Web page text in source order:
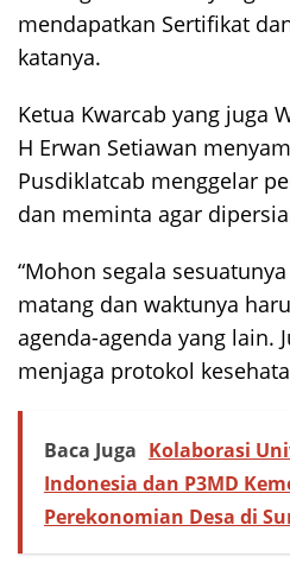
mendapatkan Sertifikat
katanya.
Ketua Kwarcab yang juga
H Erwan Setiawan
Pusdiklatcab menggelar
dan meminta agar
“Mohon segala
matang dan waktunya
agenda-agenda yang lain.
menjaga protokol
Baca Juga Kolaborasi
Indonesia dan P3MD
Perekonomian Desa di